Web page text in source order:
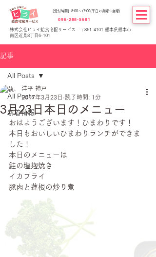
[受付時間] 8:00～17:00(平日の月曜～金曜)
096-288-5681
株式会社ヒライ給食宅配サービス 〒861-4101 熊本県熊本市
南区近見8丁目6-101
記事
All Posts
新着情報
All Posts
3月23日本日のメニュー
洋平 神戸
2017年3月23日 読了時間: 1分
おはようございます！ひまわりです！
本日もおいしいひまわりランチができま
した！
本日のメニューは
鮭の塩麹焼き
イカフライ
豚肉と蓮根の炒り煮